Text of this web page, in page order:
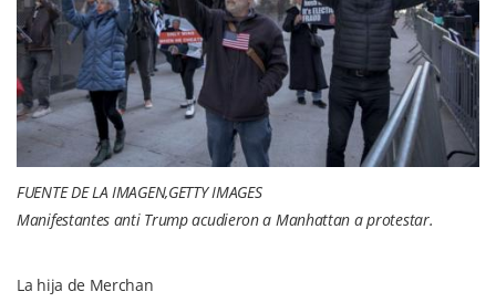
FUENTE DE LA IMAGEN,GETTY IMAGES
Manifestantes anti Trump acudieron a Manhattan a protestar.
La hija de Merchan